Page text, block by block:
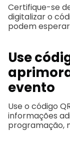
Certifique-se
digitalizar o
podem
Use
evento
Use o código
informações
programação,